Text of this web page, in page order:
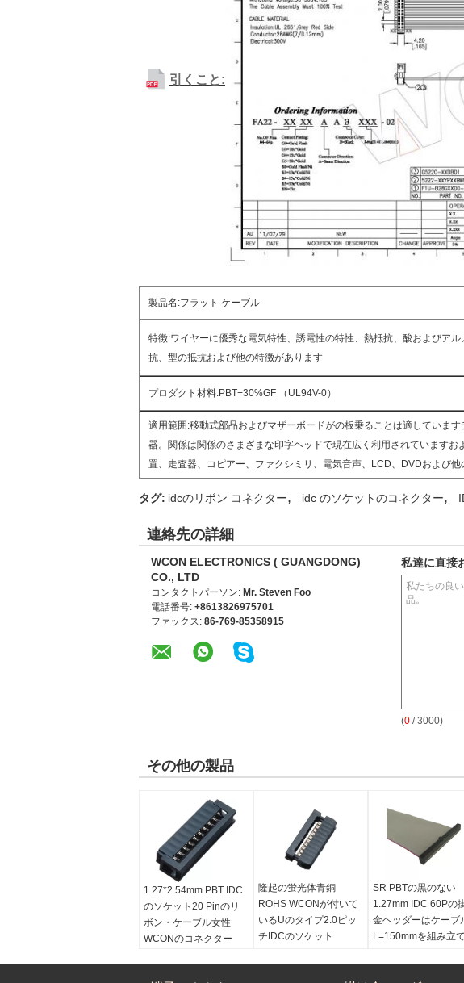
引くこと:
製品名:フラット ケーブル
特徴:ワイヤーに優秀な電気特性、誘電性の特性、熱抵抗、酸およびア
抗、型の抵抗および他の特徴があります
プロダクト材料:PBT+30%GF （UL94V-0）
適用範囲:移動式部品およびマザーボードがの板乗ることは適していま
器。関係は関係のさまざまな印字ヘッドで現在広く利用されています
置、走査器、コピアー、ファクシミリ、電気音声、LCD、DVDおよび他
タグ: idcのリボン コネクター, idc のソケットのコネクター,
連絡先の詳細
WCON ELECTRONICS ( GUANGDONG)
CO., LTD
コンタクトパーソン: Mr. Steven Foo
電話番号: +8613826975701
ファックス: 86-769-85358915
私達に直接
(0 / 3000)
その他の製品
1.27*2.54mm PBT IDC
のソケット20 Pinのリ
ボン・ケーブル女性
WCONのコネクター
隆起の蛍光体青銅
ROHS WCONが付いて
いるUのタイプ2.0ピッ
チIDCのソケット
SR PBTの黒のない
1.27mm IDC 60Pの
金ヘッダーはケーブ
L=150mmを組み立